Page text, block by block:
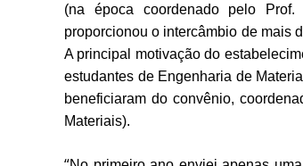
(na época coordenado pelo
proporcionou o intercâmbio de mais
A principal motivação do
estudantes de Engenharia de
beneficiaram do convênio,
Materiais).